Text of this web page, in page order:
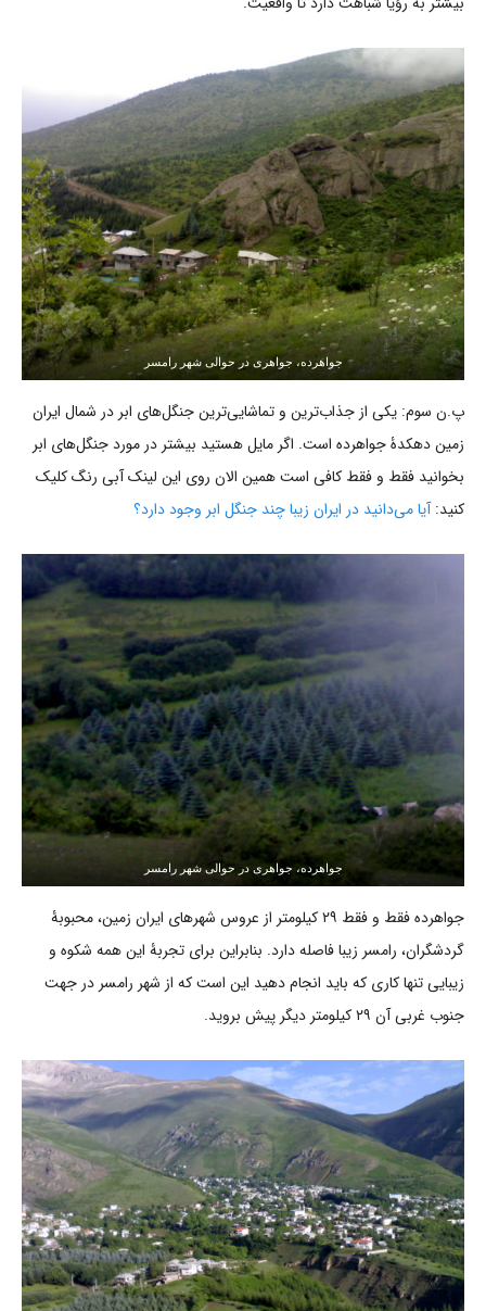
جواهرده، جواهری در حوالی شهر رامسر
پ.ن سوم: یکی از جذاب‌ترین و تماشایی‌ترین جنگل‌های ابر در شمال ایران
زمین دهکدۀ جواهرده است. اگر مایل هستید بیشتر در مورد جنگل‌های ابر
بخوانید فقط و فقط کافی است همین الان روی این لینک آبی رنگ کلیک
کنید:آیا می‌دانید در ایران زیبا چند جنگل ابر وجود دارد؟
جواهرده، جواهری در حوالی شهر رامسر
جواهرده فقط و فقط ۲۹ کیلومتر از عروس شهرهای ایران زمین، محبوبۀ
گردشگران، رامسر زیبا فاصله دارد. بنابراین برای تجربۀ این همه شکوه و
زیبایی تنها کاری که باید انجام دهید این است که از شهر رامسر در جهت
جنوب غربی آن ۲۹ کیلومتر دیگر پیش بروید.